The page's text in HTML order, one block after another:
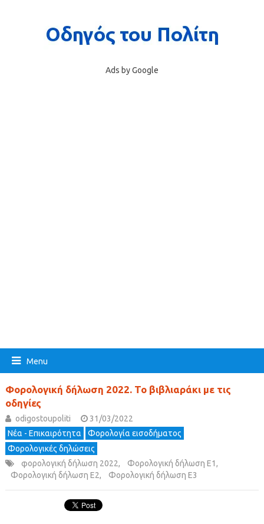
Ads by Google
Menu
Φορολογική δήλωση 2022. Το βιβλιαράκι με τις
οδηγίες
odigostoupoliti
31/03/2022
Νέα - Επικαιρότητα
Φορολογία εισοδήματος
Φορολογικές δηλώσεις
φορολογική δήλωση 2022, Φορολογική δήλωση Ε1,
Φορολογική δήλωση Ε2, Φορολογική δήλωση Ε3